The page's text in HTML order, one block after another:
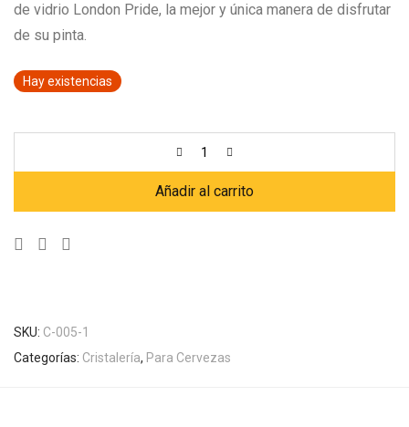
de vidrio London Pride, la mejor y única manera de disfrutar
de su pinta.
Hay existencias
Añadir al carrito
SKU: C-005-1
Categorías: Cristalería, Para Cervezas